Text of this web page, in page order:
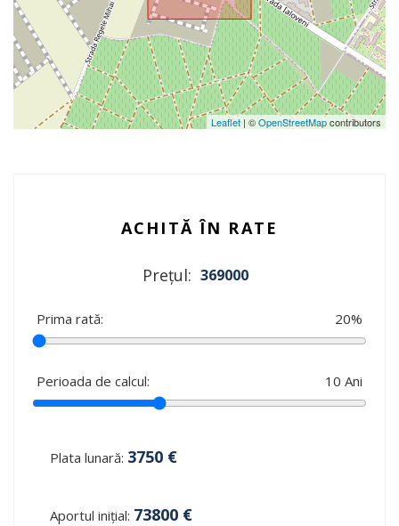
Leaflet | ©OpenStreetMapcontributors
ACHITĂ ÎN RATE
Prețul: 369000
Prima rată: 20%
Perioada de calcul: 10 Ani
Plata lunară: 3750 €
Aportul inițial: 73800 €